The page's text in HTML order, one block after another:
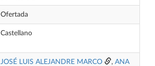
Ofertada
Castellano
JOSÉ LUIS ALEJANDRE MARCO , ANA